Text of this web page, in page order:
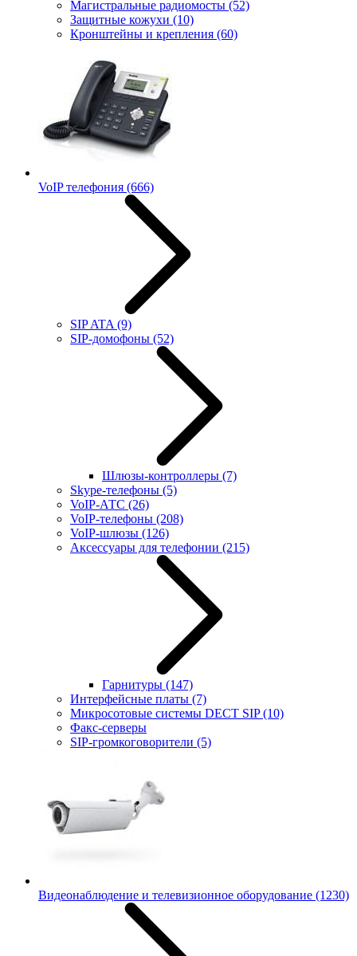
Магистральные радиомосты (52)
Защитные кожухи (10)
Кронштейны и крепления (60)
VoIP телефония (666)
SIP ATA (9)
SIP-домофоны (52)
Шлюзы-контроллеры (7)
Skype-телефоны (5)
VoIP-АТС (26)
VoIP-телефоны (208)
VoIP-шлюзы (126)
Аксессуары для телефонии (215)
Гарнитуры (147)
Интерфейсные платы (7)
Микросотовые системы DECT SIP(10)
Факс-серверы
SIP-громкоговорители (5)
Видеонаблюдение и телевизионное оборудование (1230)